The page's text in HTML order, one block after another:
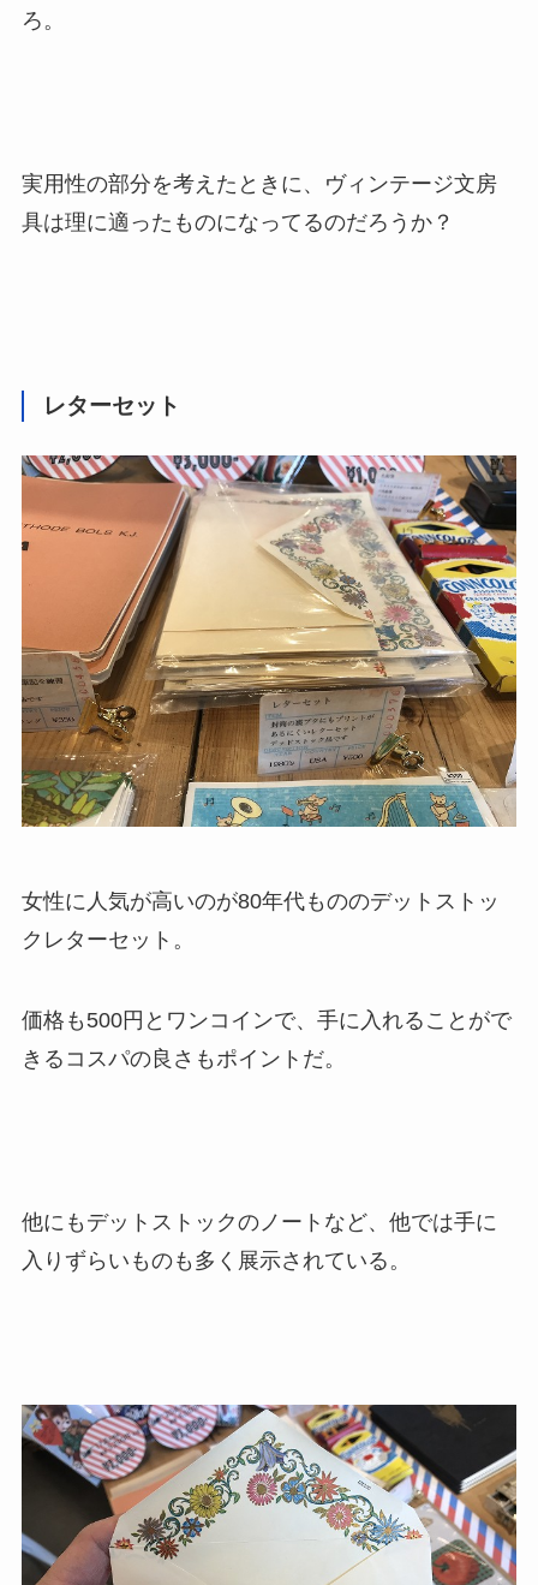
ろ。
実用性の部分を考えたときに、ヴィンテージ文房
具は理に適ったものになってるのだろうか？
レターセット
女性に人気が高いのが80年代もののデットストッ
クレターセット。
価格も500円とワンコインで、手に入れることがで
きるコスパの良さもポイントだ。
他にもデットストックのノートなど、他では手に
入りずらいものも多く展示されている。